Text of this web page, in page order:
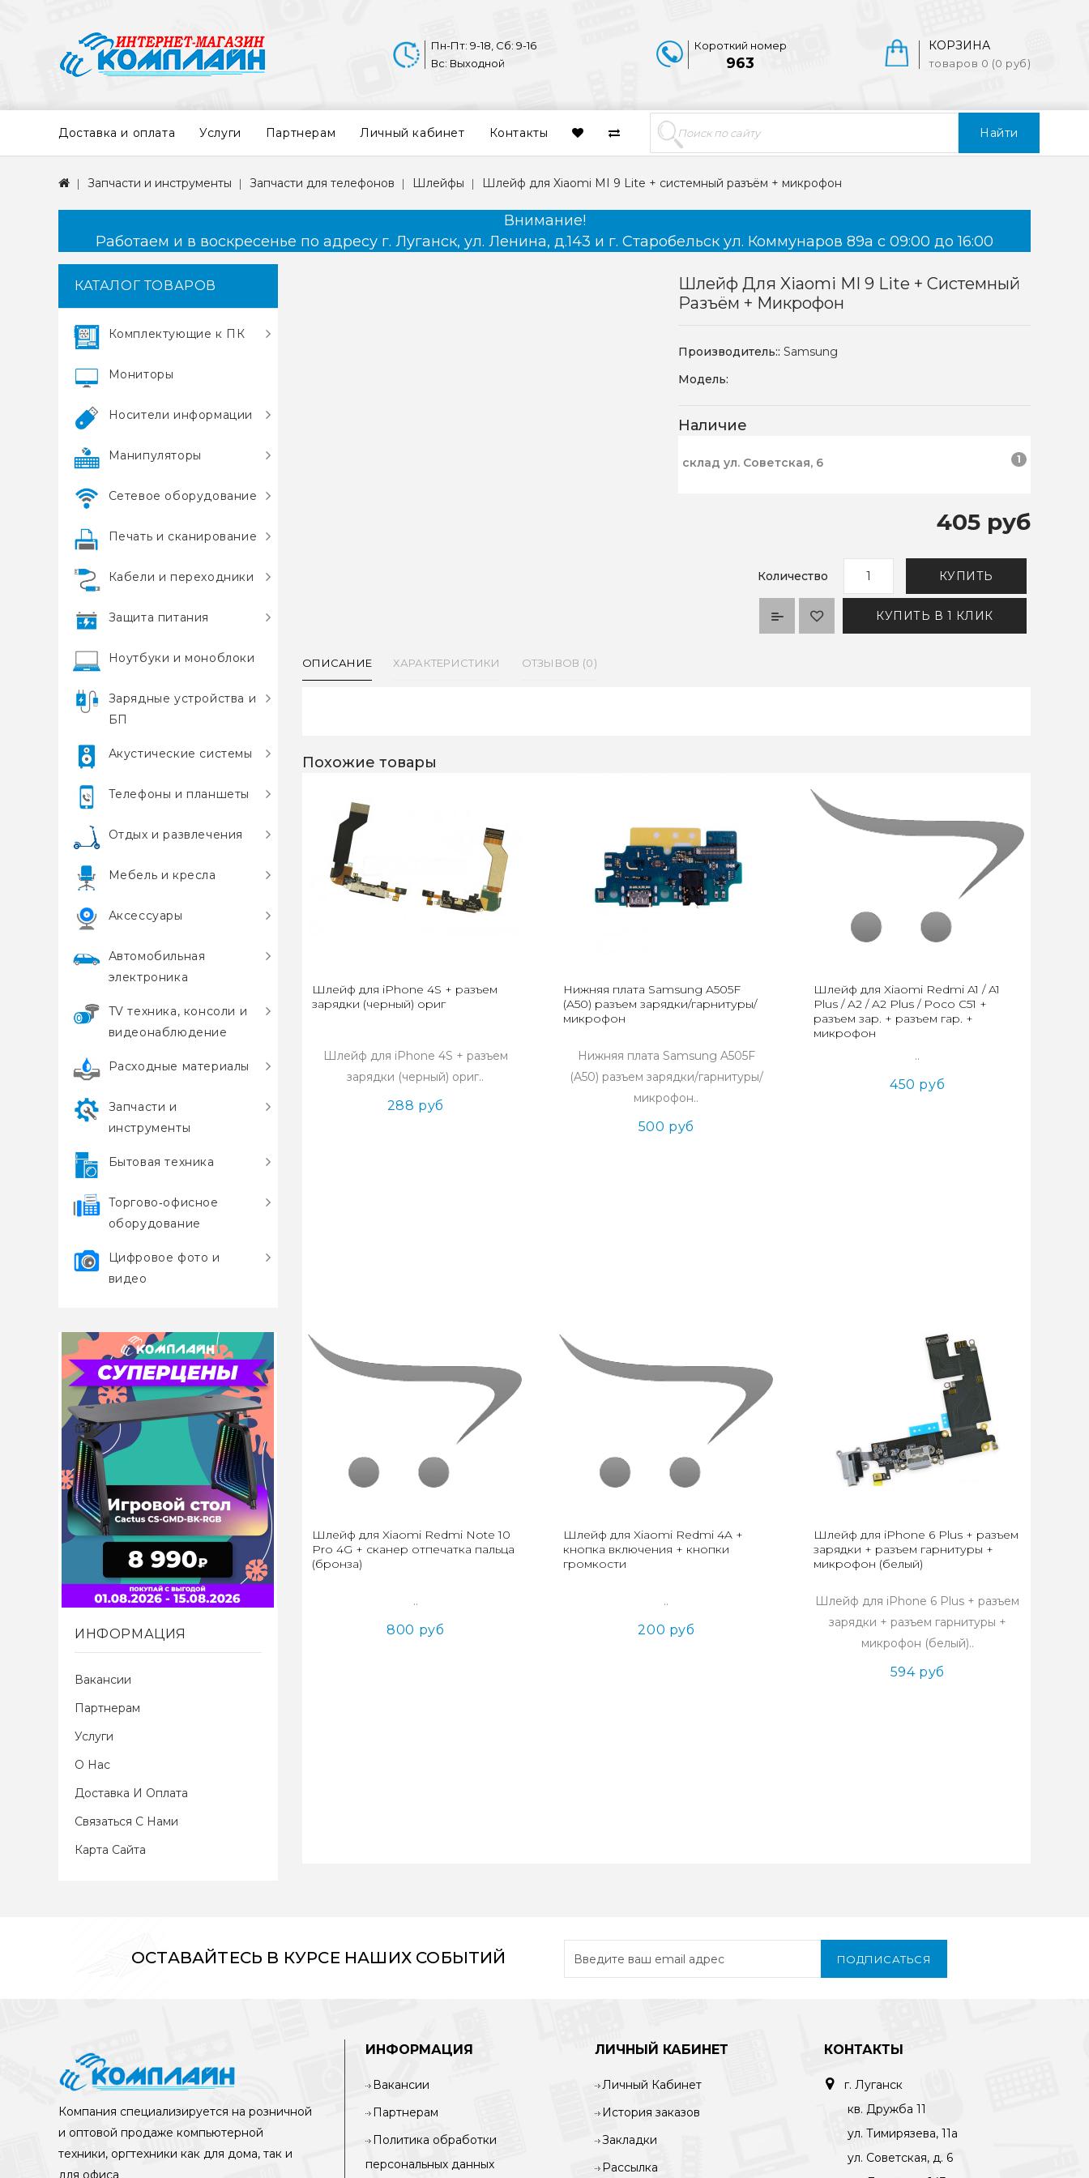
Найти
КОРЗИНА
товаров 0 (0 руб)
Короткий номер
963
Пн-Пт: 9-18, Сб: 9-16
Вс: Выходной
Доставка и оплата Услуги Партнерам Личный кабинет Контакты
Запчасти и инструменты Запчасти для телефонов Шлейфы Шлейф для Xiaomi MI 9 Lite + системный разъём + микрофон
Внимание!
Работаем и в воскресенье по адресу г. Луганск, ул. Ленина, д.143 и г. Старобельск ул. Коммунаров 89а с 09:00 до 16:00
КАТАЛОГ ТОВАРОВ
Комплектующие к ПК
Мониторы
Носители информации
Манипуляторы
Сетевое оборудование
Печать и сканирование
Кабели и переходники
Защита питания
Ноутбуки и моноблоки
Зарядные устройства и
БП
Акустические системы
Телефоны и планшеты
Отдых и развлечения
Мебель и кресла
Аксессуары
Автомобильная
электроника
TV техника, консоли и
видеонаблюдение
Расходные материалы
Запчасти и
инструменты
Бытовая техника
Торгово‑офисное
оборудование
Цифровое фото и
видео
ИНФОРМАЦИЯ
Вакансии
Партнерам
Услуги
О Нас
Доставка И Оплата
Связаться С Нами
Карта Сайта
Шлейф Для Xiaomi MI 9 Lite + Системный
Разъём + Микрофон
Производитель::Samsung
Модель:
Наличие
склад ул. Советская, 6 1
405 руб
Количество КУПИТЬ
КУПИТЬ В 1 КЛИК
ОПИСАНИЕ ХАРАКТЕРИСТИКИ ОТЗЫВОВ (0)
Похожие товары
Шлейф для iPhone 4S + разъем
зарядки (черный) ориг
Шлейф для iPhone 4S + разъем
зарядки (черный) ориг..
288 руб
Нижняя плата Samsung A505F
(A50) разъем зарядки/гарнитуры/
микрофон
Нижняя плата Samsung A505F
(A50) разъем зарядки/гарнитуры/
микрофон..
500 руб
Шлейф для Xiaomi Redmi A1 / A1
Plus / A2 / A2 Plus / Poco C51 +
разъем зар. + разъем гар. +
микрофон
..
450 руб
Шлейф для Xiaomi Redmi Note 10
Pro 4G + сканер отпечатка пальца
(бронза)
..
800 руб
Шлейф для Xiaomi Redmi 4A +
кнопка включения + кнопки
громкости
..
200 руб
Шлейф для iPhone 6 Plus + разъем
зарядки + разъем гарнитуры +
микрофон (белый)
Шлейф для iPhone 6 Plus + разъем
зарядки + разъем гарнитуры +
микрофон (белый)..
594 руб
ОСТАВАЙТЕСЬ В КУРСЕ НАШИХ СОБЫТИЙ ПОДПИСАТЬСЯ
Компания специализируется на розничной
и оптовой продаже компьютерной
техники, оргтехники как для дома, так и
для офиса
ИНФОРМАЦИЯ
Вакансии
Партнерам
Политика обработки
персональных данных
ЛИЧНЫЙ КАБИНЕТ
Личный Кабинет
История заказов
Закладки
Рассылка
КОНТАКТЫ
г. Луганск
кв. Дружба 11
ул. Тимирязева, 11а
ул. Советская, д. 6